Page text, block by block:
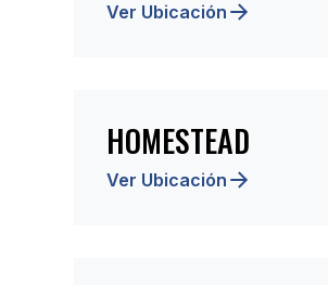
Ver Ubicación
HOMESTEAD
Ver Ubicación